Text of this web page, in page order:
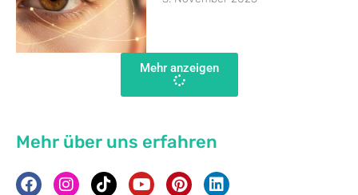
Mehr anzeigen
Mehr über uns erfahren